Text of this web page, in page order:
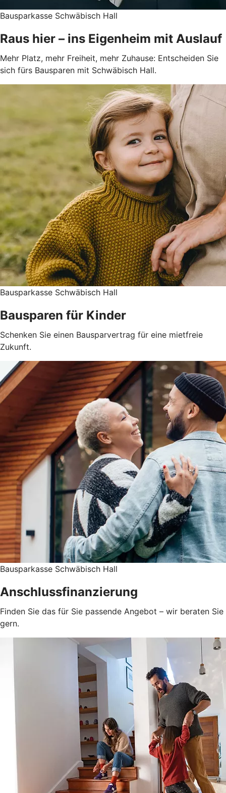
Bausparkasse Schwäbisch Hall
Raus hier – ins Eigenheim mit Auslauf
Mehr Platz, mehr Freiheit, mehr Zuhause: Entscheiden Sie
sich fürs Bausparen mit Schwäbisch Hall.
Bausparkasse Schwäbisch Hall
Bausparen für Kinder
Schenken Sie einen Bausparvertrag für eine mietfreie
Zukunft.
Bausparkasse Schwäbisch Hall
Anschlussfinanzierung
Finden Sie das für Sie passende Angebot – wir beraten Sie
gern.